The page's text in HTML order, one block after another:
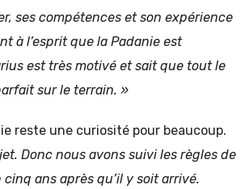
ses compétences et son expérience
à l’esprit que la Padanie est
est très motivé et sait que tout le
sur le terrain. »
reste une curiosité pour beaucoup.
Donc nous avons suivi les règles de
ans après qu’il y soit arrivé.